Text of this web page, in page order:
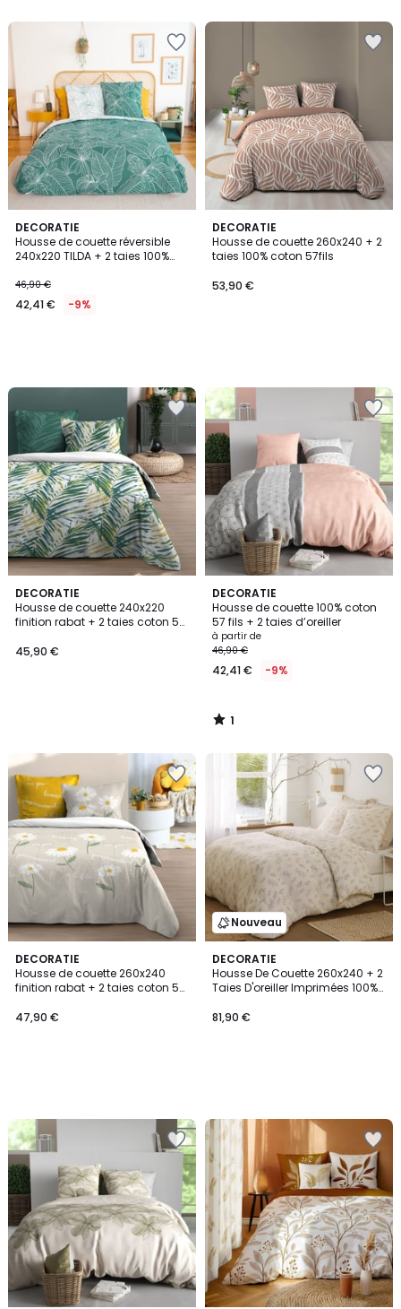
DECORATIE
Housse de couette réversible
240x220 TILDA + 2 taies 100%
46,90 €
42,41 € -9%
DECORATIE
Housse de couette 260x240 + 2
taies 100% coton 57fils
53,90 €
DECORATIE
Housse de couette 240x220
finition rabat + 2 taies coton 57
45,90 €
DECORATIE
Housse de couette 100% coton
57 fils + 2 taies d’oreiller
à partir de
46,90 €
42,41 € -9%
1
/
5
1
/
DECORATIE
Housse de couette 260x240
finition rabat + 2 taies coton 57
47,90 €
Nouveau
DECORATIE
Housse De Couette 260x240 + 2
Taies D'oreiller Imprimées 100%
81,90 €